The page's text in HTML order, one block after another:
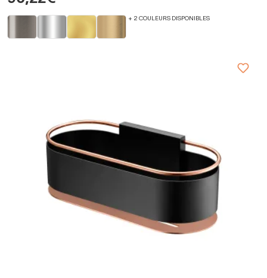
+ 2 COULEURS DISPONIBLES